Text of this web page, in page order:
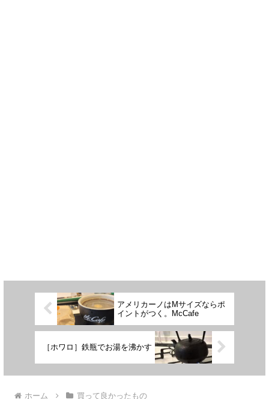
アメリカーノはMサイズならポ
イントがつく。McCafe
［ホワロ］鉄瓶でお湯を沸かす
ホーム 買って良かったもの